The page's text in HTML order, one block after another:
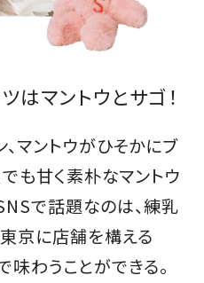
はマントウとサゴ！
マントウがひそかにブ
も甘く素朴なマントウ
で話題なのは、練乳
京に店舗を構える
味わうことができる。